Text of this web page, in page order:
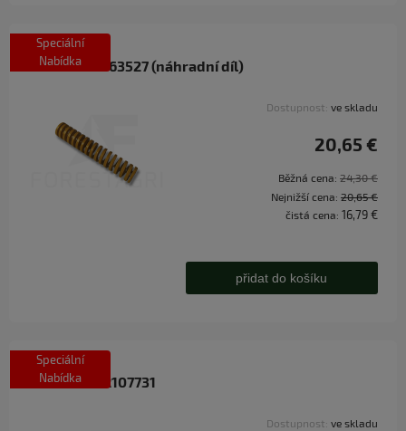
Pružina - F063527 (náhradní díl)
Dostupnost: ve skladu
20,65 €
Běžná cena: 24,30 €
Nejnižší cena: 20,65 €
čistá cena: 16,79 €
přidat do košíku
Speciální
Nabídka
Push Rod - R107731
Dostupnost: ve skladu
Speciální
Nabídka